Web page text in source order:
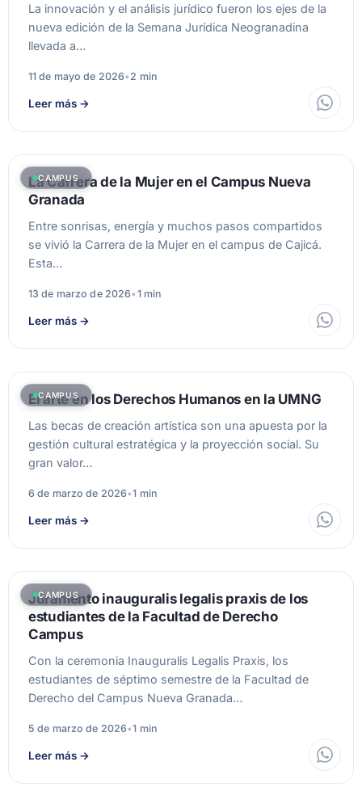
La innovación y el análisis jurídico fueron los ejes de la
nueva edición de la Semana Jurídica Neogranadina
llevada a…
11 de mayo de 2026• 2 min
Leer más →
CAMPUS
La Carrera de la Mujer en el Campus Nueva
Granada
Entre sonrisas, energía y muchos pasos compartidos
se vivió la Carrera de la Mujer en el campus de Cajicá.
Esta…
13 de marzo de 2026• 1 min
Leer más →
CAMPUS
El arte en los Derechos Humanos en la UMNG
Las becas de creación artística son una apuesta por la
gestión cultural estratégica y la proyección social. Su
gran valor…
6 de marzo de 2026•1 min
Leer más →
CAMPUS
Juramento inauguralis legalis praxis de los
estudiantes de la Facultad de Derecho
Campus
Con la ceremonia Inauguralis Legalis Praxis, los
estudiantes de séptimo semestre de la Facultad de
Derecho del Campus Nueva Granada…
5 de marzo de 2026•1 min
Leer más →